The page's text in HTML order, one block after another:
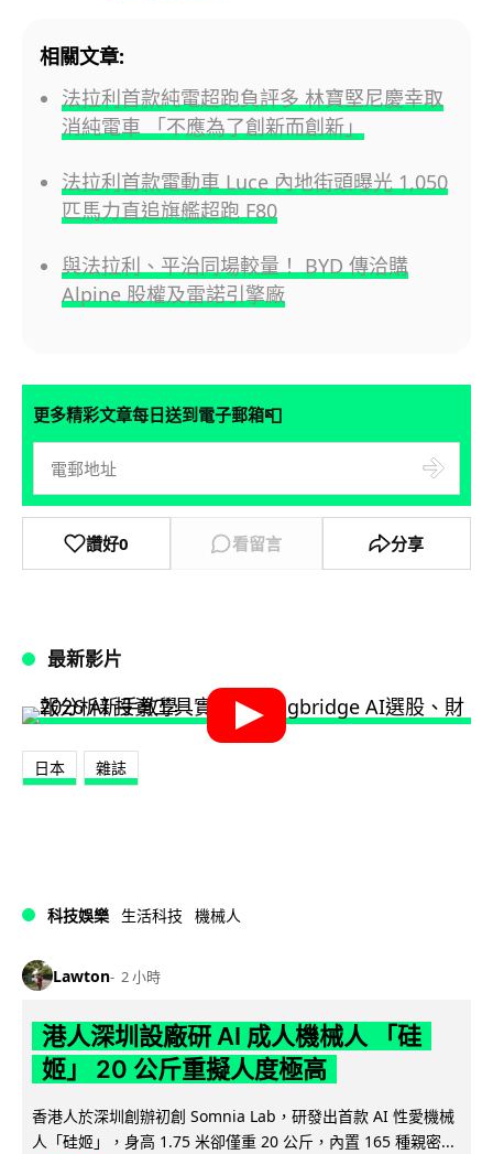
相關文章:
法拉利首款純電超跑負評多 林寶堅尼慶幸取
消純電車 「不應為了創新而創新」
法拉利首款電動車 Luce 內地街頭曝光 1,050
匹馬力直追旗艦超跑 F80
與法拉利、平治同場較量！ BYD 傳洽購
Alpine 股權及雷諾引擎廠
更多精彩文章每日送到電子郵箱📮
讚好0 看留言 分享
最新影片
日本 雜誌
科技娛樂 生活科技 機械人
Lawton 2 小時
港人深圳設廠研 AI 成人機械人 「硅
姬」 20 公斤重擬人度極高
香港人於深圳創辦初創 Somnia Lab，研發出首款 AI 性愛機械
人「硅姬」，身高 1.75 米卻僅重 20 公斤，內置 165 種親密...